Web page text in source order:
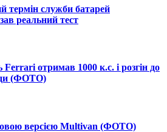
термін служби батарей
реальний тест
отримав 1000 к.с. і розгін до
(ФОТО)
версією Multivan (ФОТО)